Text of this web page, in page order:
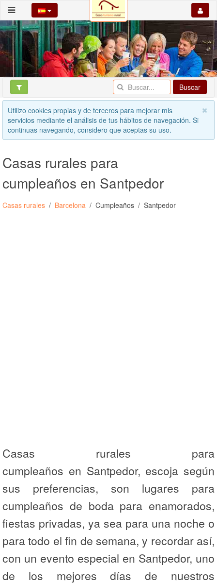
Buscar
Utilizo cookies propias y de terceros para mejorar mis
servicios mediante el análisis de tus hábitos de navegación. Si
continuas navegando, considero que aceptas su uso.
Casas rurales para
cumpleaños en Santpedor
Casas rurales Barcelona Cumpleaños Santpedor
Casas rurales para
cumpleaños en Santpedor, escoja según
sus preferencias, son lugares para
cumpleaños de boda para enamorados,
fiestas privadas, ya sea para una noche o
para todo el fin de semana, y recordar así,
con un evento especial en Santpedor, uno
de los mejores días de nuestros